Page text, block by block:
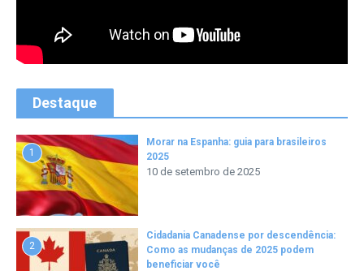
Destaque
1
Morar na Espanha: guia para brasileiros
2025
10 de setembro de 2025
2
Cidadania Canadense por descendência:
Como as mudanças de 2025 podem
beneficiar você